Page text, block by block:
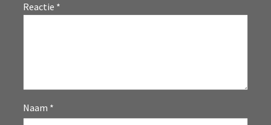
Reactie *
Naam *